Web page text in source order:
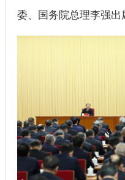
委、国务院总理李强出